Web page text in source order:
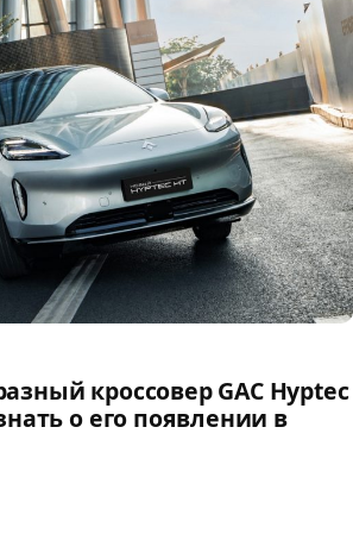
кроссовер GAC Hyptec
о его появлении в